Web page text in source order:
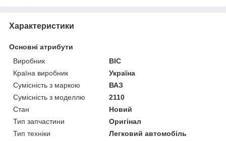
Характеристики
Основні атрибути
Виробник
ВІС
Країна виробник
Україна
Сумісність з маркою
ВАЗ
Сумісність з моделлю
2110
Стан
Новий
Тип запчастини
Оригінал
Тип техніки
Легковий автомобіль